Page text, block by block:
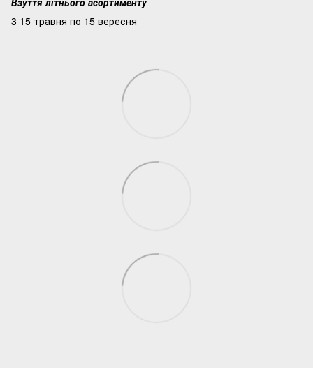
3 15 травня по 15 вересня